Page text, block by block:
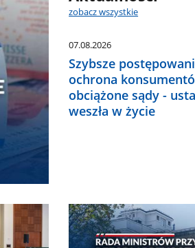
zobacz wszystkie
07.08.2026
Szybsze
ochrona
obciążone sądy -
weszła w życie